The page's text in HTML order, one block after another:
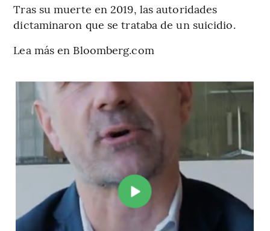
Tras su muerte en 2019, las autoridades
dictaminaron que se trataba de un suicidio.
Lea más en Bloomberg.com